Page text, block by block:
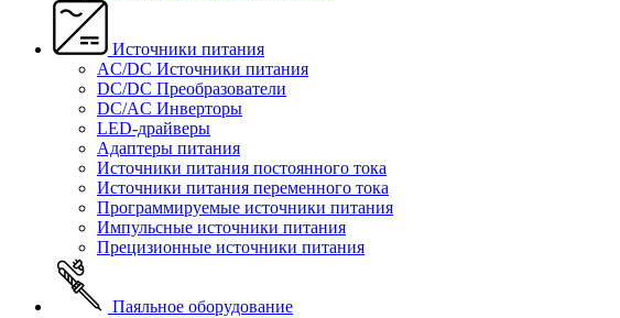
Источники питания
AC/DC Источники питания
DC/DC Преобразователи
DC/AC Инверторы
LED-драйверы
Адаптеры питания
Источники питания постоянного тока
Источники питания переменного тока
Программируемые источники питания
Импульсные источники питания
Прецизионные источники питания
Паяльное оборудование